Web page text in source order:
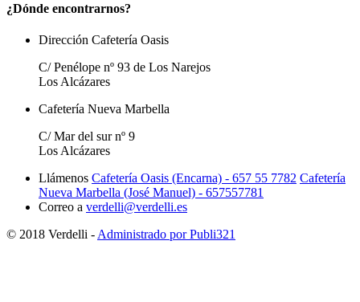
¿Dónde encontrarnos?
Dirección Cafetería Oasis
C/ Penélope nº 93 de Los Narejos
Los Alcázares
Cafetería Nueva Marbella
C/ Mar del sur nº 9
Los Alcázares
Llámenos Cafetería Oasis (Encarna) - 657 55 7782 Cafetería
Nueva Marbella (José Manuel) - 657557781
Correo a verdelli@verdelli.es
© 2018 Verdelli - Administrado por Publi321